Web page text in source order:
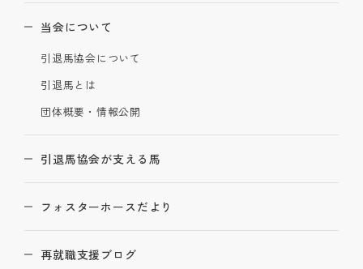
当会について
引退馬協会について
引退馬とは
団体概要・情報公開
引退馬協会が支える馬
フォスターホースだより
再就職支援ブログ